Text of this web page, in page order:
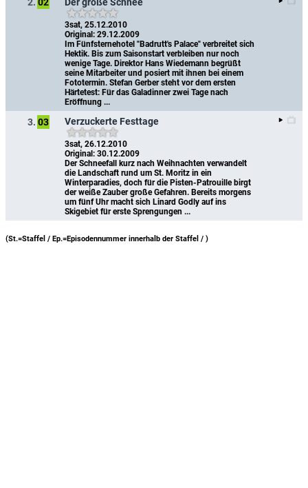
2. 02
3sat, 25.12.2010
Original: 29.12.2009
Im Fünfsternehotel "Badrutt's Palace" verbreitet sich
Hektik. Bis zum Saisonstart verbleiben nur noch
wenige Tage. Direktor Hans Wiedemann begrüßt
seine Mitarbeiter und posiert mit ihnen bei einem
Fototermin. Stefan Gerber steht vor dem ersten
Härtetest: Für das Galadinner zwei Tage nach
Eröffnung ...
3. 03 Verzuckerte Festtage
3sat, 26.12.2010
Original: 30.12.2009
Der Schneefall kurz nach Weihnachten verwandelt
die Landschaft rund um St. Moritz in ein
Winterparadies, doch für die Pisten-Patrouille birgt
der weiße Zauber große Gefahren. Bereits morgens
um fünf Uhr macht sich Linard Godly auf ins
Skigebiet für erste Sprengungen ...
(St.=Staffel / Ep.=Episodennummer innerhalb der Staffel / )